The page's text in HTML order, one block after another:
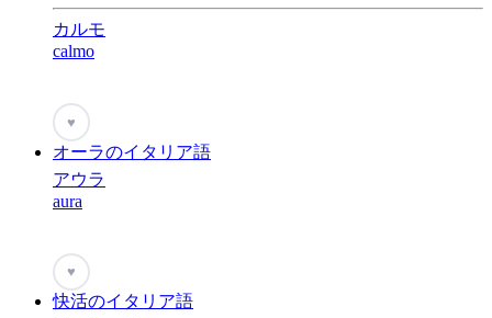
カルモ
calmo
♥
オーラのイタリア語
アウラ
aura
♥
快活のイタリア語